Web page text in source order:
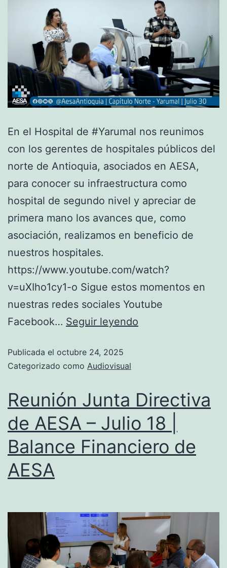
En el Hospital de #Yarumal nos reunimos
con los gerentes de hospitales públicos del
norte de Antioquia, asociados en AESA,
para conocer su infraestructura como
hospital de segundo nivel y apreciar de
primera mano los avances que, como
asociación, realizamos en beneficio de
nuestros hospitales.
https://www.youtube.com/watch?
v=uXIho1cy1-o Sigue estos momentos en
nuestras redes sociales Youtube
Facebook… Seguir leyendo
Publicada el octubre 24, 2025
Categorizado como Audiovisual
Reunión Junta Directiva
de AESA – Julio 18 |
Balance Financiero de
AESA